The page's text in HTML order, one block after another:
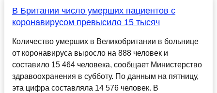
В Британии число умерших пациентов с
коронавирусом превысило 15 тысяч
Количество умерших в Великобритании в больнице
от коронавируса выросло на 888 человек и
составило 15 464 человека, сообщает Министерство
здравоохранения в субботу. По данным на пятницу,
эта цифра составляла 14 576 человек. В